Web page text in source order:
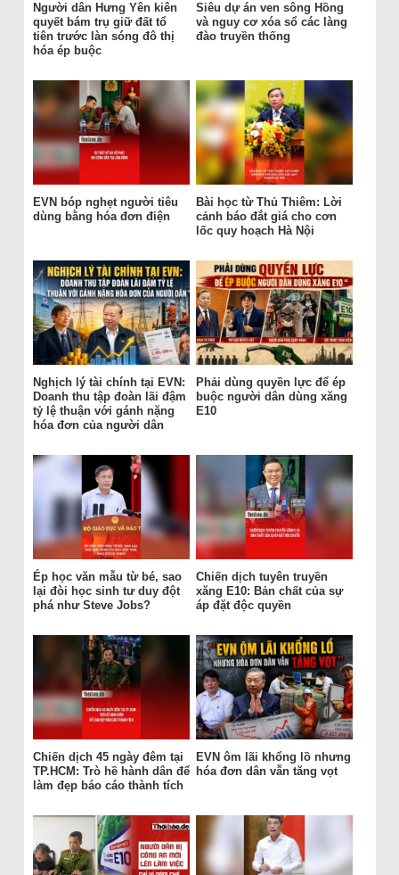
Người dân Hưng Yên kiên
quyết bám trụ giữ đất tổ
tiên trước làn sóng đô thị
hóa ép buộc
Siêu dự án ven sông Hồng
và nguy cơ xóa sổ các làng
đào truyền thống
EVN bóp nghẹt người tiêu
dùng bằng hóa đơn điện
Bài học từ Thủ Thiêm: Lời
cảnh báo đắt giá cho cơn
lốc quy hoạch Hà Nội
Nghịch lý tài chính tại EVN:
Doanh thu tập đoàn lãi đậm
tỷ lệ thuận với gánh nặng
hóa đơn của người dân
Phải dùng quyền lực để ép
buộc người dân dùng xăng
E10
Ép học văn mẫu từ bé, sao
lại đòi học sinh tư duy đột
phá như Steve Jobs?
Chiến dịch tuyên truyền
xăng E10: Bản chất của sự
áp đặt độc quyền
Chiến dịch 45 ngày đêm tại
TP.HCM: Trò hề hành dân để
làm đẹp báo cáo thành tích
EVN ôm lãi khổng lồ nhưng
hóa đơn dân vẫn tăng vọt